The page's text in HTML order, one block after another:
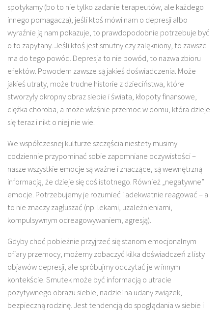
spotykamy (bo to nie tylko zadanie terapeutów, ale każdego
innego pomagacza), jeśli ktoś mówi nam o depresji albo
wyraźnie ją nam pokazuje, to prawdopodobnie potrzebuje być
o to zapytany. Jeśli ktoś jest smutny czy zalękniony, to zawsze
ma do tego powód. Depresja to nie powód, to nazwa zbioru
efektów. Powodem zawsze są jakieś doświadczenia. Może
jakieś utraty, może trudne historie z dzieciństwa, które
stworzyły okropny obraz siebie i świata, kłopoty finansowe,
ciężka choroba, a może właśnie przemoc w domu, która dzieje
się teraz i nikt o niej nie wie.
We współczesnej kulturze szczęścia niestety musimy
codziennie przypominać sobie zapomniane oczywistości –
nasze wszystkie emocje są ważne i znaczące, są wewnętrzną
informacją, że dzieje się coś istotnego. Również „negatywne”
emocje. Potrzebujemy je rozumieć i adekwatnie reagować – a
to nie znaczy zagłuszać (np. lekami, uzależnieniami,
kompulsywnym odreagowywaniem, agresją).
Gdyby choć pobieżnie przyjrzeć się stanom emocjonalnym
ofiary przemocy, możemy zobaczyć kilka doświadczeń z listy
objawów depresji, ale spróbujmy odczytać je w innym
kontekście. Smutek może być informacją o utracie
pozytywnego obrazu siebie, nadziei na udany związek,
bezpieczną rodzinę. Jest tendencją do spoglądania w siebie i